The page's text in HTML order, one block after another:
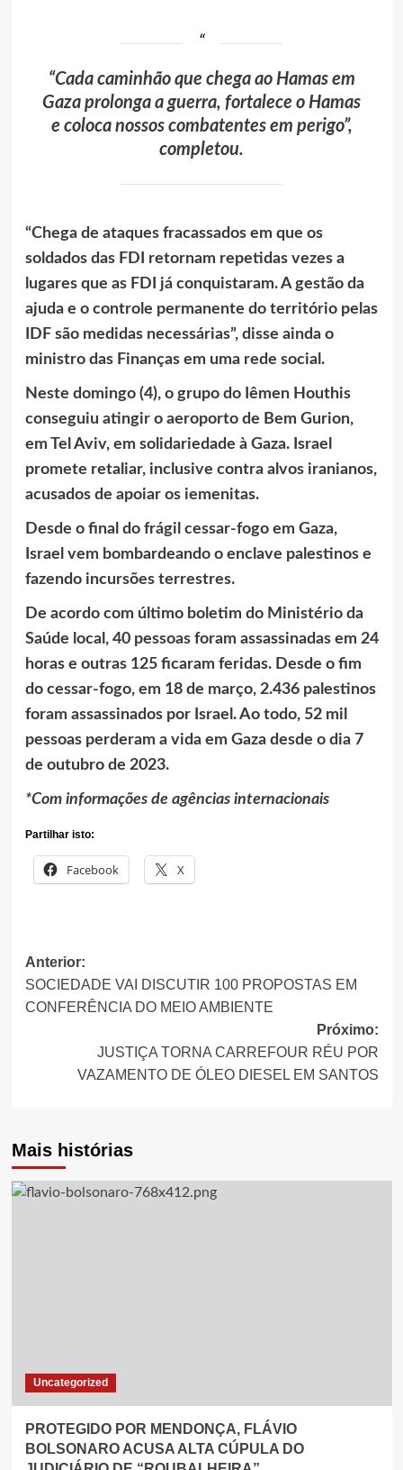
“Cada caminhão que chega ao Hamas em
Gaza prolonga a guerra, fortalece o Hamas
e coloca nossos combatentes em perigo”,
completou.
“Chega de ataques fracassados ​​em que os
soldados das FDI retornam repetidas vezes a
lugares que as FDI já conquistaram. A gestão da
ajuda e o controle permanente do território pelas
IDF são medidas necessárias”, disse ainda o
ministro das Finanças em uma rede social.
Neste domingo (4), o grupo do Iêmen Houthis
conseguiu atingir o aeroporto de Bem Gurion,
em Tel Aviv, em solidariedade à Gaza. Israel
promete retaliar, inclusive contra alvos iranianos,
acusados de apoiar os iemenitas.
Desde o final do frágil cessar-fogo em Gaza,
Israel vem bombardeando o enclave palestinos e
fazendo incursões terrestres.
De acordo com último boletim do Ministério da
Saúde local, 40 pessoas foram assassinadas em 24
horas e outras 125 ficaram feridas. Desde o fim
do cessar-fogo, em 18 de março, 2.436 palestinos
foram assassinados por Israel. Ao todo, 52 mil
pessoas perderam a vida em Gaza desde o dia 7
de outubro de 2023.
*Com informações de agências internacionais
Partilhar isto:
Facebook X
Navegação
de
Anterior:
SOCIEDADE VAI DISCUTIR 100 PROPOSTAS EM
CONFERÊNCIA DO MEIO AMBIENTE
Próximo:
JUSTIÇA TORNA CARREFOUR RÉU POR
VAZAMENTO DE ÓLEO DIESEL EM SANTOS
Mais histórias
Uncategorized
PROTEGIDO POR MENDONÇA, FLÁVIO
BOLSONARO ACUSA ALTA CÚPULA DO